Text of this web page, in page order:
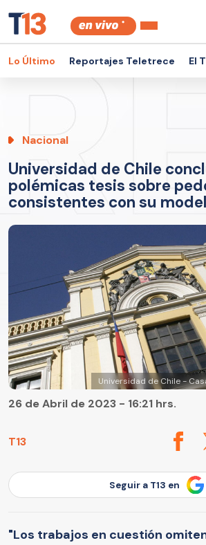
Lo Último Reportajes Teletrece El
Nacional
Universidad de Chile
polémicas tesis sobre
consistentes con su
Universidad de Chile -
T13
26 de Abril de 2023 - 16:21 hrs.
Seguir a T13 en
"Los trabajos en cuestión